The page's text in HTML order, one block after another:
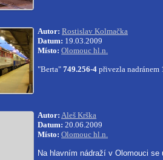
Autor: Rostislav Kolmačka
Datum: 19.03.2009
Místo: Olomouc hl.n.
"Berta" 749.256-4 přivezla nadránem
Autor: Aleš Krška
Datum: 20.06.2009
Místo: Olomouc hl.n.
Na hlavním nádraží v Olomouci